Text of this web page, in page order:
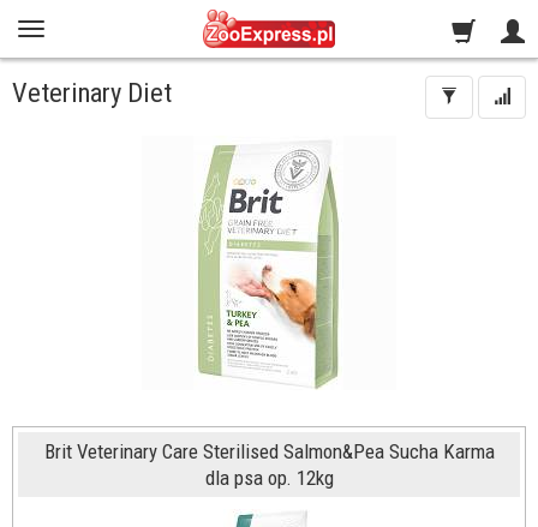
Veterinary Diet
Brit Veterinary Care Sterilised Salmon&Pea Sucha Karma
dla psa op. 12kg